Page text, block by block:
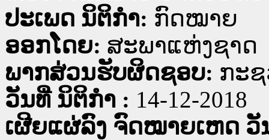
ປະເພດ ນິຕິກໍາ: ກົດໝາຍ
ອອກໂດຍ: ສະພາແຫ່ງຊາດ
ພາກສ່ວນຮັບຜິດຊອບ: ກະ
ວັນທີ່ ນິຕິກໍາ : 14-12-2018
ເຜີຍແຜ່ລົງ ຈົດໝາຍເຫດ ວັ